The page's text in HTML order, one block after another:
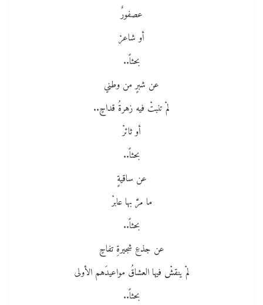
عصفورٌ
أو شاعرْ
بحثاً..
عن شبرٍ من وطني
لمْ تنبتْ فيه زهرةُ قداحٍ..
أو ثائرْ
بحثاً..
عن ساقيةٍ
ما مرَّ بها عابرْ
بحثاً..
عن جذعِ شجيرةِ تفاحٍ
لمْ ينقشْ فيها العشاقُ مواعيدَهم الأولى
بحثاً..